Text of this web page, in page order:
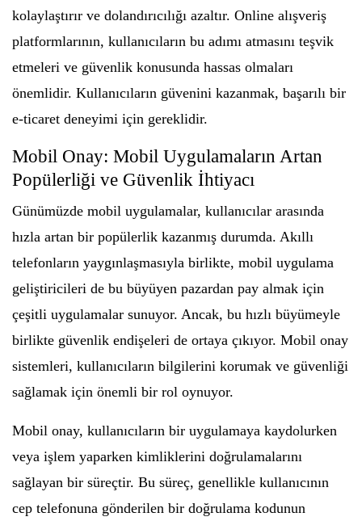
kolaylaştırır ve dolandırıcılığı azaltır. Online alışveriş
platformlarının, kullanıcıların bu adımı atmasını teşvik
etmeleri ve güvenlik konusunda hassas olmaları
önemlidir. Kullanıcıların güvenini kazanmak, başarılı bir
e-ticaret deneyimi için gereklidir.
Mobil Onay: Mobil Uygulamaların Artan
Popülerliği ve Güvenlik İhtiyacı
Günümüzde mobil uygulamalar, kullanıcılar arasında
hızla artan bir popülerlik kazanmış durumda. Akıllı
telefonların yaygınlaşmasıyla birlikte, mobil uygulama
geliştiricileri de bu büyüyen pazardan pay almak için
çeşitli uygulamalar sunuyor. Ancak, bu hızlı büyümeyle
birlikte güvenlik endişeleri de ortaya çıkıyor. Mobil onay
sistemleri, kullanıcıların bilgilerini korumak ve güvenliği
sağlamak için önemli bir rol oynuyor.
Mobil onay, kullanıcıların bir uygulamaya kaydolurken
veya işlem yaparken kimliklerini doğrulamalarını
sağlayan bir süreçtir. Bu süreç, genellikle kullanıcının
cep telefonuna gönderilen bir doğrulama kodunun